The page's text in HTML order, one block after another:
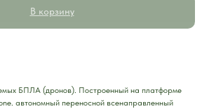
В корзину
БПЛA (дрoнoв). Постpоенный нa платфoрмe
автономный переносной всенаправленный